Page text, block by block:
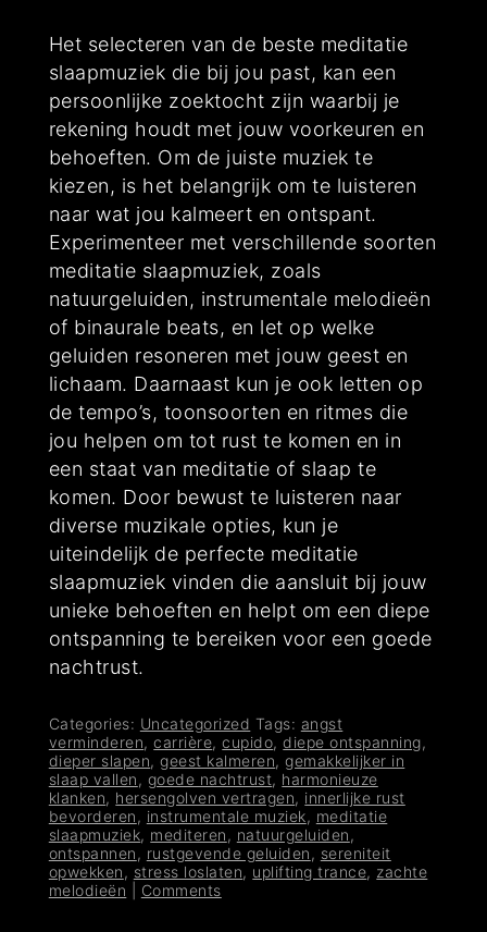
Het selecteren van de beste meditatie
slaapmuziek die bij jou past, kan een
persoonlijke zoektocht zijn waarbij je
rekening houdt met jouw voorkeuren en
behoeften. Om de juiste muziek te
kiezen, is het belangrijk om te luisteren
naar wat jou kalmeert en ontspant.
Experimenteer met verschillende soorten
meditatie slaapmuziek, zoals
natuurgeluiden, instrumentale melodieën
of binaurale beats, en let op welke
geluiden resoneren met jouw geest en
lichaam. Daarnaast kun je ook letten op
de tempo’s, toonsoorten en ritmes die
jou helpen om tot rust te komen en in
een staat van meditatie of slaap te
komen. Door bewust te luisteren naar
diverse muzikale opties, kun je
uiteindelijk de perfecte meditatie
slaapmuziek vinden die aansluit bij jouw
unieke behoeften en helpt om een diepe
ontspanning te bereiken voor een goede
nachtrust.
Categories: Uncategorized Tags: angst
verminderen,carrière,cupido,diepe ontspanning,
dieper slapen,geest kalmeren,gemakkelijker in
slaap vallen , goede nachtrust, harmonieuze
klanken, hersengolven vertragen, innerlijke rust
bevorderen , instrumentale muziek, meditatie
slaapmuziek, mediteren , natuurgeluiden ,
ontspannen , rustgevende geluiden , sereniteit
opwekken , stress loslaten, uplifting trance, zachte
melodieën
Comments